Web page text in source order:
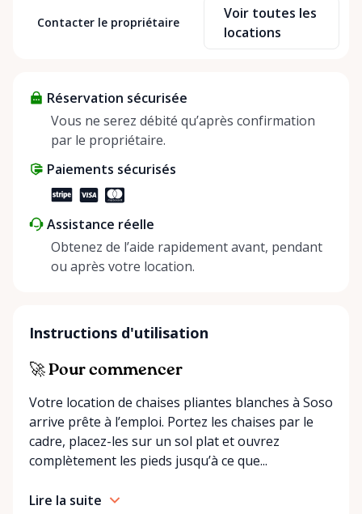
Contacter le propriétaire
Voir toutes les
locations
Réservation sécurisée
Vous ne serez débité qu’après confirmation
par le propriétaire.
Paiements sécurisés
Assistance réelle
Obtenez de l’aide rapidement avant, pendant
ou après votre location.
Instructions d'utilisation
🚀 Pour commencer
Votre location de chaises pliantes blanches à Soso
arrive prête à l’emploi. Portez les chaises par le
cadre, placez-les sur un sol plat et ouvrez
complètement les pieds jusqu’à ce que...
Lire la suite